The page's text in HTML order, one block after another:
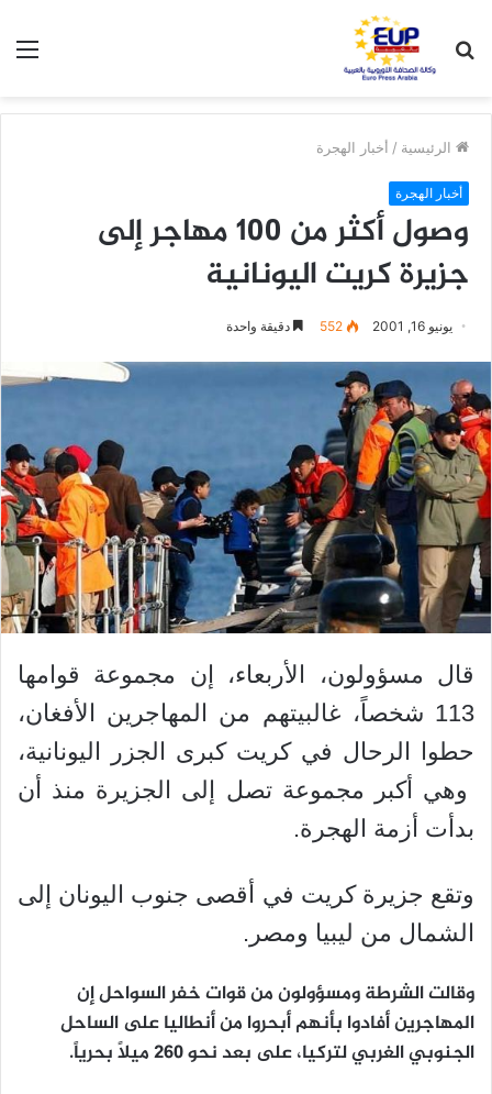
عن
الرئيسية / أخبار الهجرة
أخبار الهجرة
وصول أكثر من 100 مهاجر إلى
جزيرة كريت اليونانية
يونيو 16, 2001 552 دقيقة واحدة
قال مسؤولون، الأربعاء، إن مجموعة قوامها
113 شخصاً، غالبيتهم من المهاجرين الأفغان،
حطوا الرحال في كريت كبرى الجزر اليونانية،
وهي أكبر مجموعة تصل إلى الجزيرة منذ أن
بدأت أزمة الهجرة.
وتقع جزيرة كريت في أقصى جنوب اليونان إلى
الشمال من ليبيا ومصر.
وقالت الشرطة ومسؤولون من قوات خفر السواحل إن
المهاجرين أفادوا بأنهم أبحروا من أنطاليا على الساحل
الجنوبي الغربي لتركيا، على بعد نحو 260 ميلاً بحرياً.